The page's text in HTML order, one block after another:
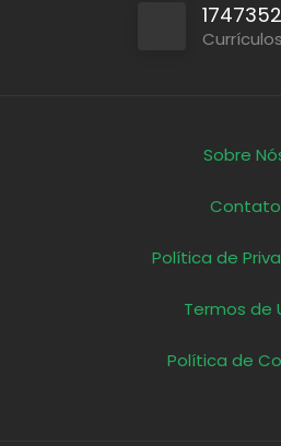
1747352
Sobre
Contato
Política de
Termos de
Política de